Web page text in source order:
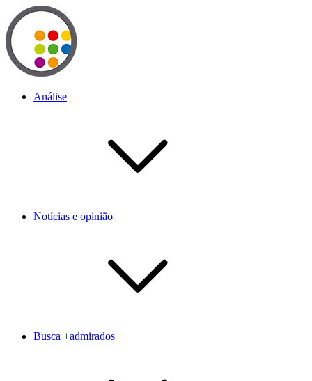
Análise
Notícias e opinião
Busca +admirados